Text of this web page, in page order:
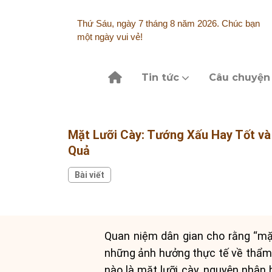
Thứ Sáu, ngày 7 tháng 8 năm 2026. Chúc bạn
một ngày vui vẻ!
Tin tức Câu
Mặt Lưỡi Cày: Tướng Xấu Hay Tốt
Quả
Bài viết
Quan niệm dân gian cho rằng
những ảnh hưởng thực tế về